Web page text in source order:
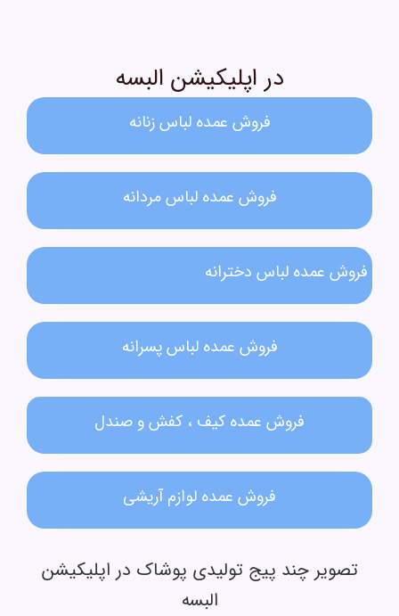
در اپلیکیشن البسه
فروش عمده لباس زنانه​
فروش عمده لباس مردانه​
فروش عمده لباس دخترانه​
فروش عمده لباس پسرانه
فروش عمده کیف ، کفش و صندل
فروش عمده لوازم آریشی
تصویر چند پیج تولیدی پوشاک در اپلیکیشن
البسه